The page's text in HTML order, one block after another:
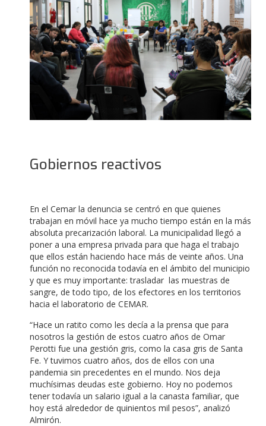
Gobiernos reactivos
En el Cemar la denuncia se centró en que quienes
trabajan en móvil hace ya mucho tiempo están en la más
absoluta precarización laboral. La municipalidad llegó a
poner a una empresa privada para que haga el trabajo
que ellos están haciendo hace más de veinte años. Una
función no reconocida todavía en el ámbito del municipio
y que es muy importante: trasladar las muestras de
sangre, de todo tipo, de los efectores en los territorios
hacia el laboratorio de CEMAR.
“Hace un ratito como les decía a la prensa que para
nosotros la gestión de estos cuatro años de Omar
Perotti fue una gestión gris, como la casa gris de Santa
Fe. Y tuvimos cuatro años, dos de ellos con una
pandemia sin precedentes en el mundo. Nos deja
muchísimas deudas este gobierno. Hoy no podemos
tener todavía un salario igual a la canasta familiar, que
hoy está alrededor de quinientos mil pesos”, analizó
Almirón.